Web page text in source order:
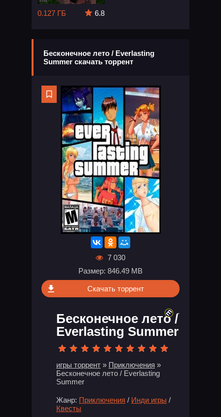
0.127 ГБ
6.8
Бесконечное лето / Everlasting
Summer скачать торрент
7 030
Размер: 846.49 MB
Скачать торрент
Бесконечное лето /
Everlasting Summer
игры торрент » Приключения »
Бесконечное лето / Everlasting
Summer
Жанр: Приключения / Инди игры /
Квесты
-